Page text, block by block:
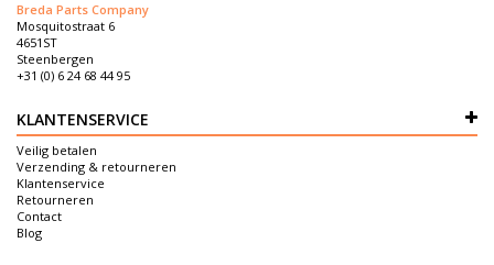
Breda Parts Company
Mosquitostraat 6
4651ST
Steenbergen
+31 (0) 6 24 68 44 95
KLANTENSERVICE
Veilig betalen
Verzending & retourneren
Klantenservice
Retourneren
Contact
Blog